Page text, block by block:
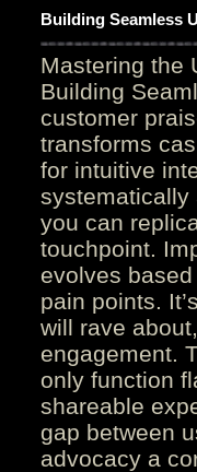
Building Seamless
Mastering the
Building
customer
transforms
for intuitive
systematically
you can
touchpoint.
evolves
pain points.
will rave
engagement.
only function
shareable
gap between
advocacy a